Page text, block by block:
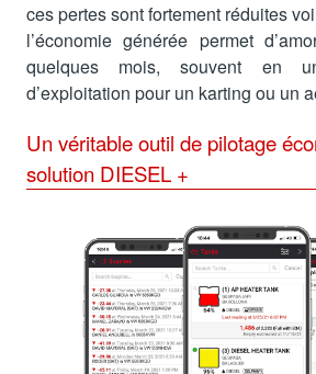
ces pertes sont fortement réduites
l’économie générée permet
quelques mois, souvent en
d’exploitation pour un karting ou un
Un véritable outil de pilotage
solution DIESEL +